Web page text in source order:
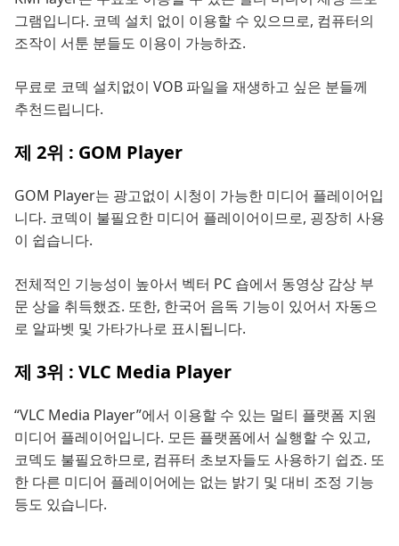
그램입니다. 코덱 설치 없이 이용할 수 있으므로, 컴퓨터의
조작이 서툰 분들도 이용이 가능하죠.
무료로 코덱 설치없이 VOB 파일을 재생하고 싶은 분들께
추천드립니다.
제 2위 : GOM Player
GOM Player는 광고없이 시청이 가능한 미디어 플레이어입
니다. 코덱이 불필요한 미디어 플레이어이므로, 굉장히 사용
이 쉽습니다.
전체적인 기능성이 높아서 벡터 PC 숍에서 동영상 감상 부
문 상을 취득했죠. 또한, 한국어 음독 기능이 있어서 자동으
로 알파벳 및 가타가나로 표시됩니다.
제 3위 : VLC Media Player
“VLC Media Player”에서 이용할 수 있는 멀티 플랫폼 지원
미디어 플레이어입니다. 모든 플랫폼에서 실행할 수 있고,
코덱도 불필요하므로, 컴퓨터 초보자들도 사용하기 쉽죠. 또
한 다른 미디어 플레이어에는 없는 밝기 및 대비 조정 기능
등도 있습니다.